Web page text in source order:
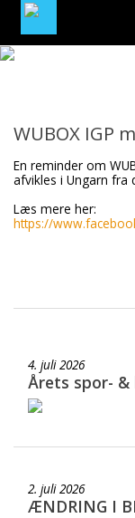
BLIV MEDLEM
WUBOX IGP
En reminder om
afvikles i Ungarn fra
Læs mere her:
https://
4. juli 2026
Årets spor- &
2. juli 2026
ÆNDRING I